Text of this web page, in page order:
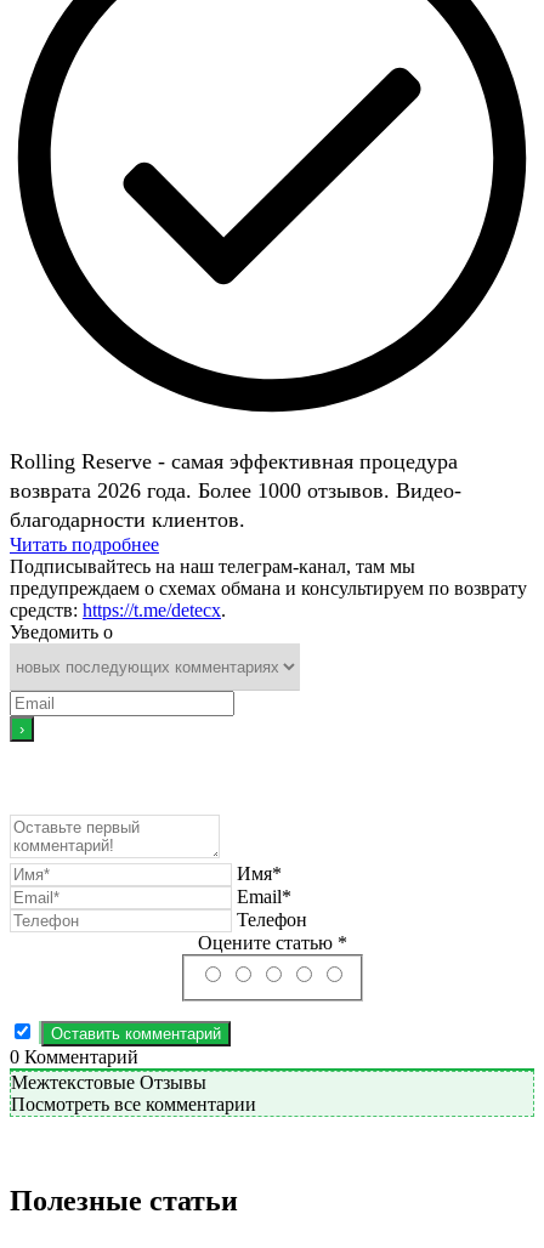
Rolling Reserve - самая эффективная процедура
возврата 2026 года. Более 1000 отзывов. Видео-
благодарности клиентов.
Читать подробнее
Подписывайтесь на наш телеграм-канал, там мы
предупреждаем о схемах обмана и консультируем по возврату
средств: https://t.me/detecx.
Уведомить о
Имя*
Email*
Телефон
Оцените статью *
0 Комментарий
Межтекстовые Отзывы
Посмотреть все комментарии
Полезные статьи